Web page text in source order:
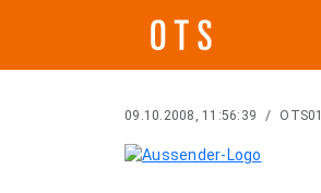
09.10.2008, 11:56:39 /